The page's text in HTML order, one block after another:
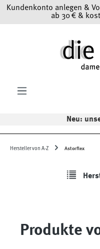
Zum Hauptinhalt springen
Kundenkonto anlegen &
ab 30 € &
Neu:
Hersteller von A-Z Astorflex
Produkte